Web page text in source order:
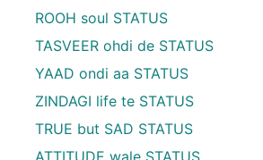
ROOH soul STATUS
TASVEER ohdi de STATUS
YAAD ondi aa STATUS
ZINDAGI life te STATUS
TRUE but SAD STATUS
ATTITUDE wale STATUS